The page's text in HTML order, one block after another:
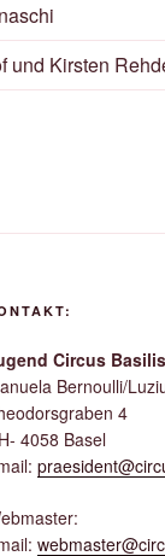
und Kirsten
Circus
Bernoulli/
4
4058 Basel